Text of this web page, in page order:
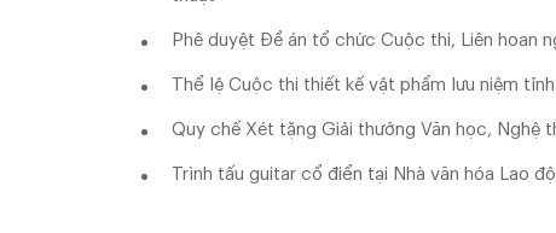
Phê duyệt Đề án tổ chức Cuộc thi, Liên hoan
Thể lệ Cuộc thi thiết kế vật phẩm lưu niệm tỉnh
Quy chế Xét tặng Giải thưởng Văn học, Nghệ
Trình tấu guitar cổ điển tại Nhà văn hóa Lao